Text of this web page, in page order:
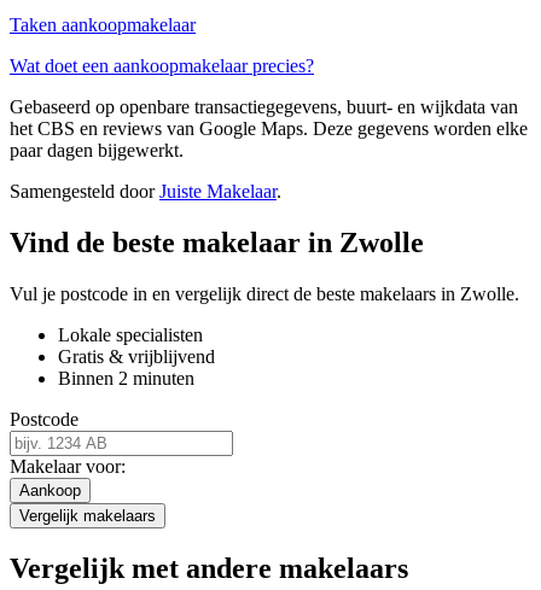
Taken aankoopmakelaar
Wat doet een aankoopmakelaar precies?
Gebaseerd op openbare transactiegegevens, buurt- en wijkdata van
het CBS en reviews van Google Maps. Deze gegevens worden elke
paar dagen bijgewerkt.
Samengesteld doorJuiste Makelaar.
Vind de beste makelaar in Zwolle
Vul je postcode in en vergelijk direct de beste makelaars in Zwolle.
Lokale specialisten
Gratis & vrijblijvend
Binnen 2 minuten
Postcode
Makelaar voor:
Aankoop
Vergelijk makelaars
Vergelijk met andere makelaars